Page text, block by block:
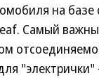
на базе
Самый